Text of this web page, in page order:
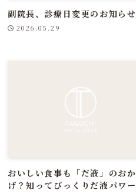
副院長、診療日変更のお知らせ
2026.05.29
おいしい食事も「だ液」のおか
げ？知ってびっくりだ液パワー